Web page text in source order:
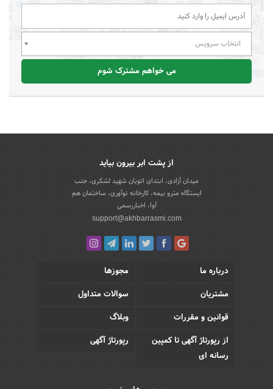
انتخاب سرویس
می خواهم مشترک شوم
از پشت ابر بیرون بیاید
میدان آزادی، ابتدای اتوبان شهید لشکری، جنب
ایستگاه مترو بیمه، کارخانه نوآوری، ساختمان هم
آوا، اخباررسمی
support@akhbarrasmi.com
درباره ما
مجوزها
مشتریان
سوالات متداول
قوانین و مقررات
وبلاگ
از رپورتاژ آگهی تا کمپین
رسانه ای
رپورتاژ آگهی